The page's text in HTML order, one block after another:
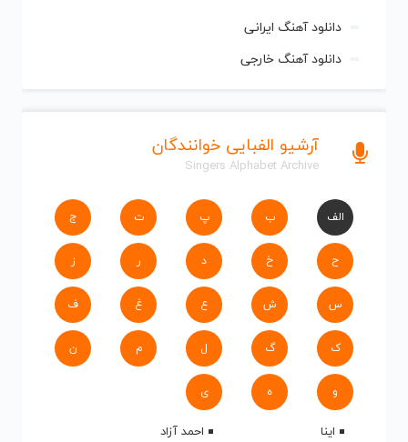
دانلود آهنگ ایرانی
دانلود آهنگ خارجی
آرشیو الفبایی خوانندگان
Singers Alphabet Archive
الف ب پ ت ج
ح خ د ر ز
س ش ع غ ف
ک گ ل م ن
و ه ی
اینا
احمد آزاد